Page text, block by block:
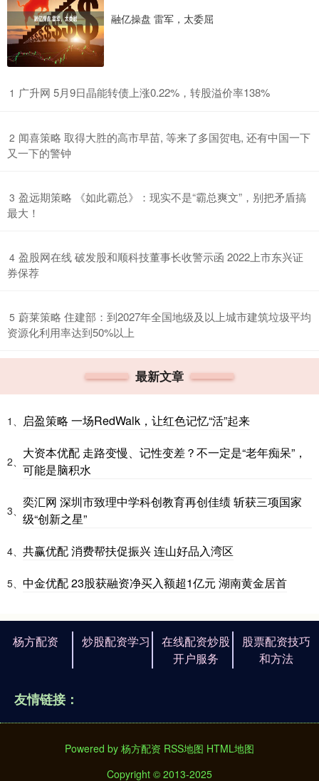
融亿操盘 雷军，太委屈
1 ​广升网 5月9日晶能转债上涨0.22%，转股溢价率138%
2 ​闻喜策略 取得大胜的高市早苗, 等来了多国贺电, 还有中国一下
又一下的警钟
3 ​盈远期策略 《如此霸总》：现实不是“霸总爽文”，别把矛盾搞
最大！
4 ​盈股网在线 破发股和顺科技董事长收警示函 2022上市东兴证
券保荐
5 ​蔚莱策略 住建部：到2027年全国地级及以上城市建筑垃圾平均
资源化利用率达到50%以上
最新文章
1、 启盈策略 一场RedWalk，让红色记忆“活”起来
2、
大资本优配 走路变慢、记性变差？不一定是“老年痴呆”，
可能是脑积水
3、
奕汇网 深圳市致理中学科创教育再创佳绩 斩获三项国家
级“创新之星”
4、 共赢优配 消费帮扶促振兴 连山好品入湾区
5、 中金优配 23股获融资净买入额超1亿元 湖南黄金居首
杨方配资 炒股配资学习
在线配资炒股
开户服务
股票配资技巧
和方法
友情链接：
Powered by 杨方配资 RSS地图 HTML地图
Copyright © 2013-2025